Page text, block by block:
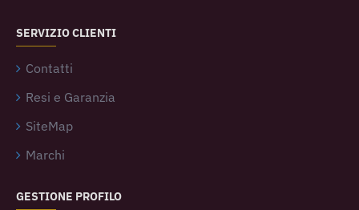
SERVIZIO CLIENTI
Contatti
Resi e Garanzia
SiteMap
Marchi
GESTIONE PROFILO